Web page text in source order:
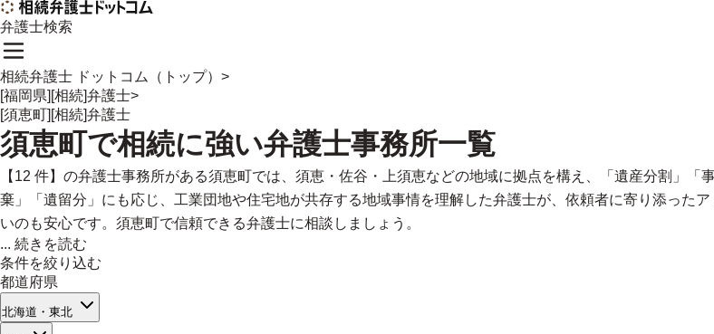
弁護士検索
相続弁護士 ドットコム（トップ） >
[福岡県][相続]弁護士>
[須恵町][相続]弁護士
須恵町で相続に強い弁護士事務所一覧
【12 件】の弁護士事務所がある須恵町では、須恵・佐谷・上須恵などの地域に拠点を構え、「遺産分割」
棄」「遺留分」にも応じ、工業団地や住宅地が共存する地域事情を理解した弁護士が、依頼者に寄り添った
いのも安心です。須恵町で信頼できる弁護士に相談しましょう。
... 続きを読む
条件を絞り込む
都道府県
北海道・東北